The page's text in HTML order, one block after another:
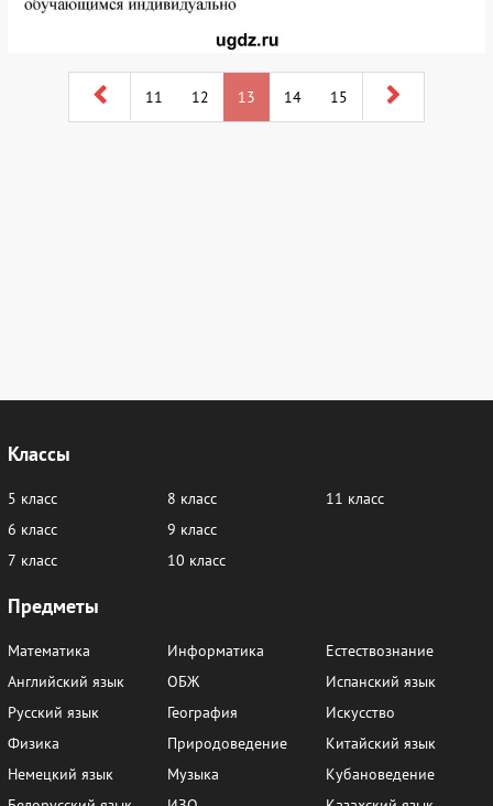
11 12 13 14 15
Классы
5 класс
6 класс
7 класс
8 класс
9 класс
10 класс
11 класс
Предметы
Математика
Английский язык
Русский язык
Физика
Немецкий язык
Информатика
ОБЖ
География
Природоведение
Музыка
Естествознание
Испанский язык
Искусство
Китайский язык
Кубановедение